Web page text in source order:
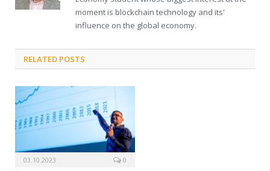
moment is blockchain technology and its'
influence on the global economy.
RELATED POSTS
03.10.2023 0